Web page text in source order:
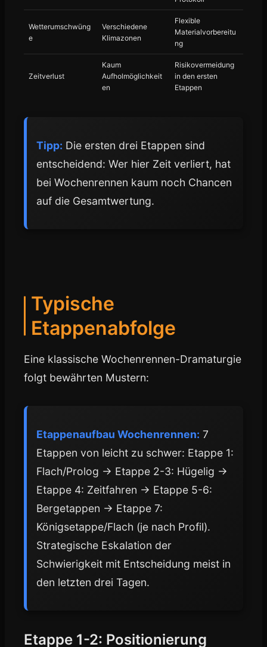
Wetterumschwüng
e
Verschiedene
Klimazonen
Flexible
Materialvorbereitu
ng
Zeitverlust
Kaum
Aufholmöglichkeit
en
Risikovermeidung
in den ersten
Etappen
Tipp: Die ersten drei Etappen sind
entscheidend: Wer hier Zeit verliert, hat
bei Wochenrennen kaum noch Chancen
auf die Gesamtwertung.
Typische
Etappenabfolge
Eine klassische Wochenrennen-Dramaturgie
folgt bewährten Mustern:
Etappenaufbau Wochenrennen: 7
Etappen von leicht zu schwer: Etappe 1:
Flach/Prolog → Etappe 2-3: Hügelig →
Etappe 4: Zeitfahren → Etappe 5-6:
Bergetappen → Etappe 7:
Königsetappe/Flach (je nach Profil).
Strategische Eskalation der
Schwierigkeit mit Entscheidung meist in
den letzten drei Tagen.
Etappe 1-2: Positionierung